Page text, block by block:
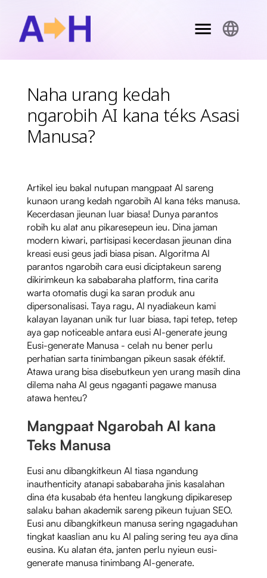
Naha urang kedah
ngarobih AI kana téks Asasi
Manusa?
Artikel ieu bakal nutupan mangpaat AI sareng
kunaon urang kedah ngarobih AI kana téks manusa.
Kecerdasan jieunan luar biasa! Dunya parantos
robih ku alat anu pikaresepeun ieu. Dina jaman
modern kiwari, partisipasi kecerdasan jieunan dina
kreasi eusi geus jadi biasa pisan. Algoritma AI
parantos ngarobih cara eusi diciptakeun sareng
dikirimkeun ka sababaraha platform, tina carita
warta otomatis dugi ka saran produk anu
dipersonalisasi. Taya ragu, AI nyadiakeun kami
kalayan layanan unik tur luar biasa, tapi tetep, tetep
aya gap noticeable antara eusi AI-generate jeung
Eusi-generate Manusa - celah nu bener perlu
perhatian sarta tinimbangan pikeun sasak éféktif.
Atawa urang bisa disebutkeun yen urang masih dina
dilema naha AI geus ngaganti pagawe manusa
atawa henteu?
Mangpaat Ngarobah AI kana
Teks Manusa
Eusi anu dibangkitkeun AI tiasa ngandung
inauthenticity atanapi sababaraha jinis kasalahan
dina éta kusabab éta henteu langkung dipikaresep
salaku bahan akademik sareng pikeun tujuan SEO.
Eusi anu dibangkitkeun manusa sering ngagaduhan
tingkat kaaslian anu ku AI paling sering teu aya dina
eusina. Ku alatan éta, janten perlu nyieun eusi-
generate manusa tinimbang AI-generate.